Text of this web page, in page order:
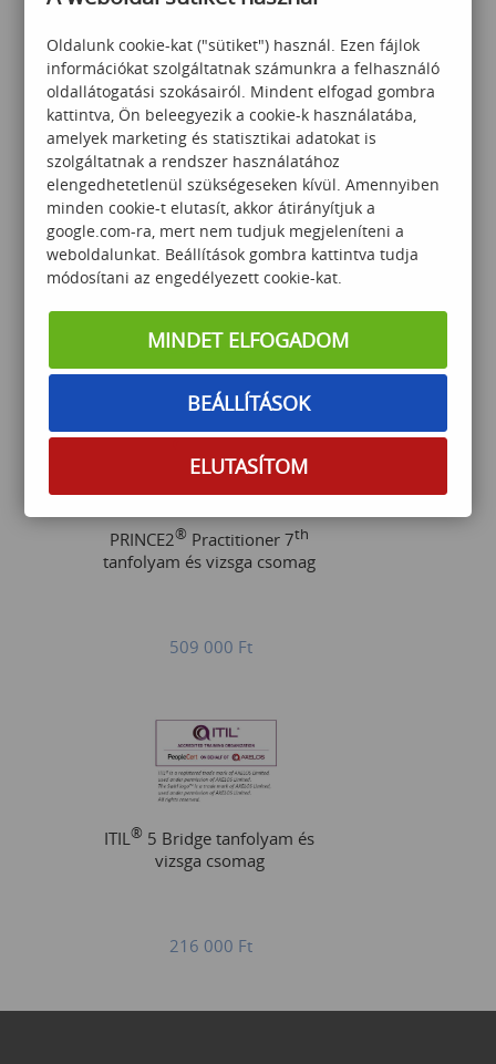
165 000Ft
PRINCE2®Foundation 7th
tanfolyam és vizsga csomag
395 000Ft
PRINCE2® Practitioner 7th
tanfolyam és vizsga csomag
509 000 Ft
ITIL® 5 Bridge tanfolyam és
vizsga csomag
216 000 Ft
Oldalunk cookie-kat ("sütiket") használ. Ezen fájlok
információkat szolgáltatnak számunkra a felhasználó
oldallátogatási szokásairól. Mindent elfogad gombra
kattintva, Ön beleegyezik a cookie-k használatába,
amelyek marketing és statisztikai adatokat is
szolgáltatnak a rendszer használatához
elengedhetetlenül szükségeseken kívül. Amennyiben
minden cookie-t elutasít, akkor átirányítjuk a
google.com-ra, mert nem tudjuk megjeleníteni a
weboldalunkat. Beállítások gombra kattintva tudja
módosítani az engedélyezett cookie-kat.
MINDET ELFOGADOM
BEÁLLÍTÁSOK
ELUTASÍTOM